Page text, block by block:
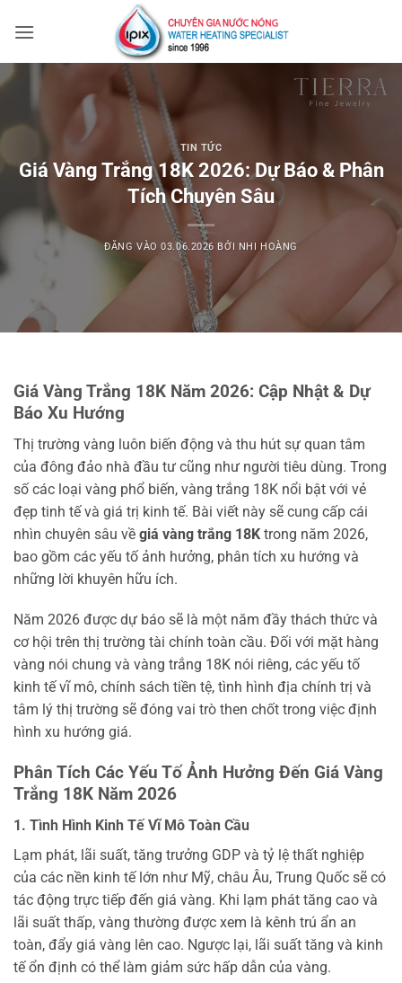
qua
dung
TIN TỨC
Giá Vàng Trắng 18K 2026: Dự Báo & Phân
Tích Chuyên Sâu
ĐĂNG VÀO03.06.2026 BỞI NHI HOÀNG
Giá Vàng Trắng 18K Năm 2026: Cập Nhật & Dự
Báo Xu Hướng
Thị trường vàng luôn biến động và thu hút sự quan tâm
của đông đảo nhà đầu tư cũng như người tiêu dùng. Trong
số các loại vàng phổ biến, vàng trắng 18K nổi bật với vẻ
đẹp tinh tế và giá trị kinh tế. Bài viết này sẽ cung cấp cái
nhìn chuyên sâu về giá vàng trắng 18K trong năm 2026,
bao gồm các yếu tố ảnh hưởng, phân tích xu hướng và
những lời khuyên hữu ích.
Năm 2026 được dự báo sẽ là một năm đầy thách thức và
cơ hội trên thị trường tài chính toàn cầu. Đối với mặt hàng
vàng nói chung và vàng trắng 18K nói riêng, các yếu tố
kinh tế vĩ mô, chính sách tiền tệ, tình hình địa chính trị và
tâm lý thị trường sẽ đóng vai trò then chốt trong việc định
hình xu hướng giá.
Phân Tích Các Yếu Tố Ảnh Hưởng Đến Giá Vàng
Trắng 18K Năm 2026
1. Tình Hình Kinh Tế Vĩ Mô Toàn Cầu
Lạm phát, lãi suất, tăng trưởng GDP và tỷ lệ thất nghiệp
của các nền kinh tế lớn như Mỹ, châu Âu, Trung Quốc sẽ có
tác động trực tiếp đến giá vàng. Khi lạm phát tăng cao và
lãi suất thấp, vàng thường được xem là kênh trú ẩn an
toàn, đẩy giá vàng lên cao. Ngược lại, lãi suất tăng và kinh
tế ổn định có thể làm giảm sức hấp dẫn của vàng.